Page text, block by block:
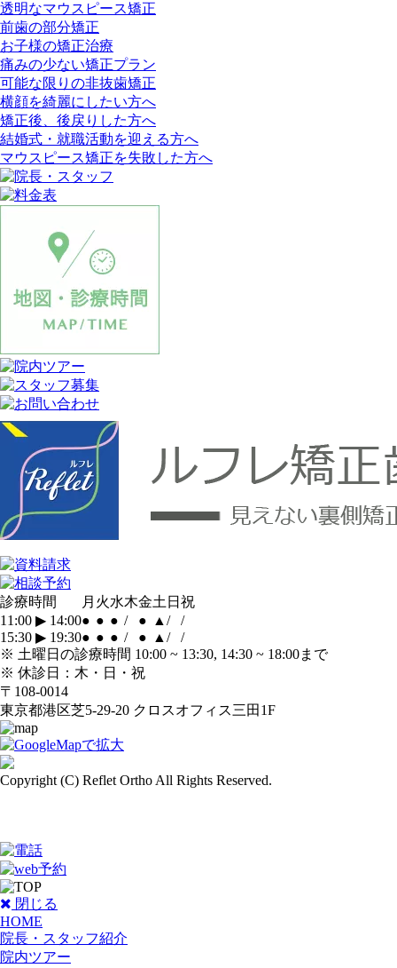
透明なマウスピース矯正
前歯の部分矯正
お子様の矯正治療
痛みの少ない矯正プラン
可能な限りの非抜歯矯正
横顔を綺麗にしたい方へ
矯正後、後戻りした方へ
結婚式・就職活動を迎える方へ
マウスピース矯正を失敗した方へ
診療時間 月 火水木金土 日 祝
11:00 ▶ 14:00● ● ● / ● ▲ /
/
15:30 ▶ 19:30● ● ● / ● ▲ /
/
※ 土曜日の診療時間 10:00 ~ 13:30, 14:30 ~ 18:00まで
※ 休診日：木・日・祝
〒108-0014
東京都港区芝5-29-20 クロスオフィス三田1F
Copyright (C) Reflet Ortho All Rights Reserved.
閉じる
HOME
院長・スタッフ紹介
院内ツアー